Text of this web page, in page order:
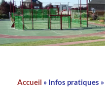
Accueil Infos pratiques